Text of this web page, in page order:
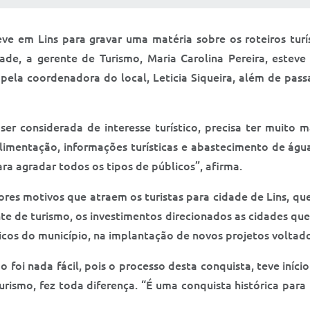
em Lins para gravar uma matéria sobre os roteiros
a gerente de Turismo, Maria Carolina Pereira,
coordenadora do local, Leticia Siqueira, além de
considerada de interesse turístico, precisa ter muito
informações turísticas e abastecimento de
agradar todos os tipos de públicos”, afirma.
motivos que atraem os turistas para cidade de Lins,
de turismo, os investimentos direcionados as cidades
do município, na implantação de novos projetos
foi nada fácil, pois o processo desta conquista, teve
fez toda diferença. “É uma conquista histórica